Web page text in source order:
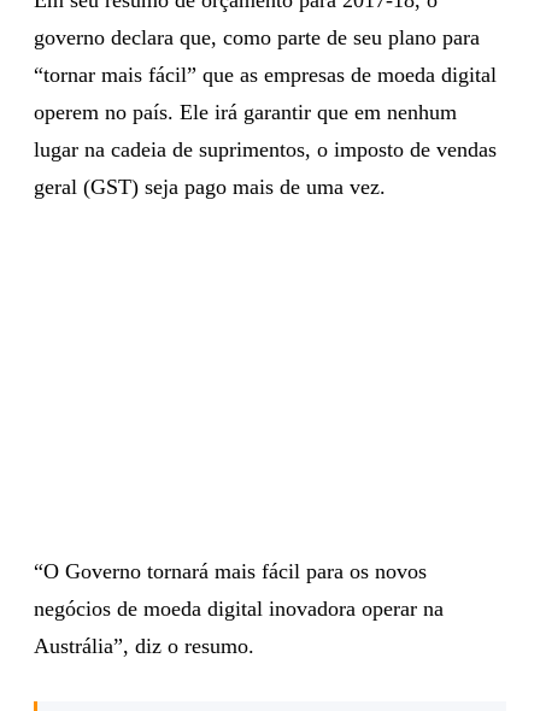
governo declara que, como parte de seu plano para
“tornar mais fácil” que as empresas de moeda digital
operem no país. Ele irá garantir que em nenhum
lugar na cadeia de suprimentos, o imposto de vendas
geral (GST) seja pago mais de uma vez.
“O Governo tornará mais fácil para os novos
negócios de moeda digital inovadora operar na
Austrália”, diz o resumo.